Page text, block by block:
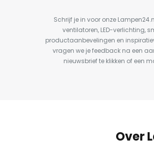
Schrijf je in voor onze
ventilatoren, LED-verlichting,
productaanbevelingen en
vragen we je feedback na een
nieuwsbrief te klikken of een
Over